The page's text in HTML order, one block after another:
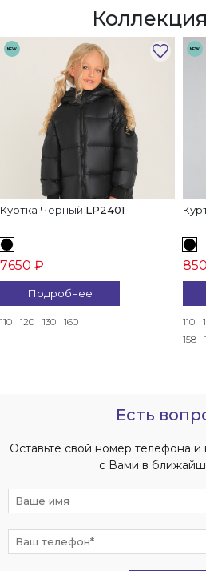
NEW
Куртка Черный LP2401
7650 ₽
Подробнее
110 120 130 160
NEW
110
158
Есть
Оставьте свой номер телефона
с Вами в